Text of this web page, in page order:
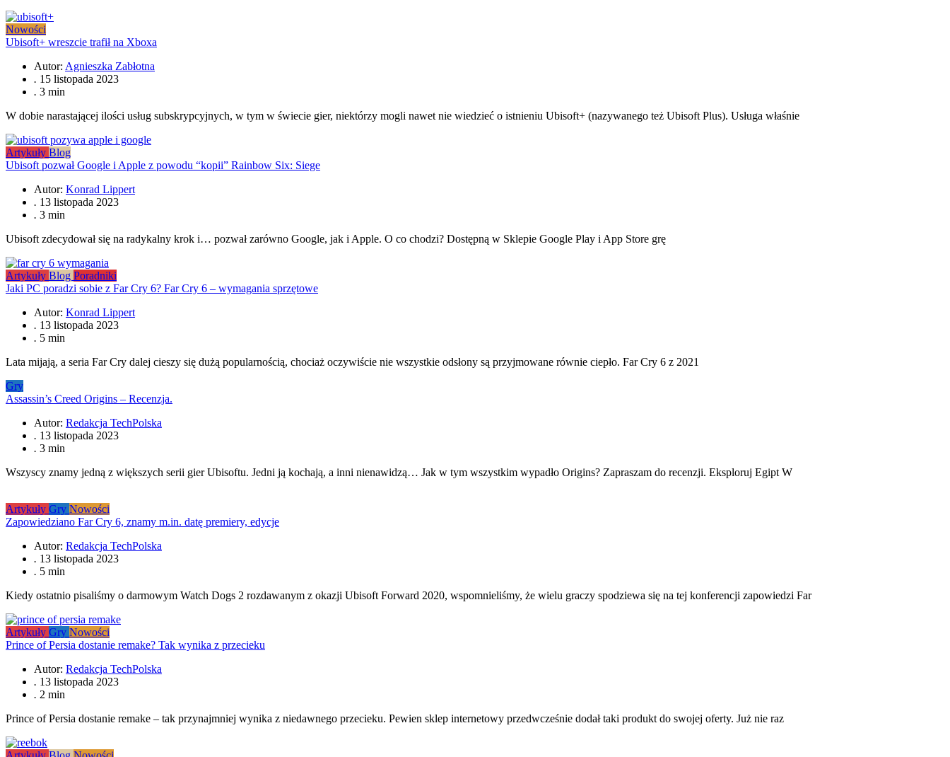
Nowości
Ubisoft+ wreszcie trafił na Xboxa
Autor: Agnieszka Zabłotna
. 15 listopada 2023
. 3 min
W dobie narastającej ilości usług subskrypcyjnych, w tym w świecie gier, niektórzy mogli nawet nie wiedzieć o istnieniu Ubisoft+ (nazywanego też Ubisoft Plus). Usługa właśnie
Artykuły Blog
Ubisoft pozwał Google i Apple z powodu “kopii” Rainbow Six: Siege
Autor: Konrad Lippert
. 13 listopada 2023
. 3 min
Ubisoft zdecydował się na radykalny krok i… pozwał zarówno Google, jak i Apple. O co chodzi? Dostępną w Sklepie Google Play i App Store grę
Artykuły Blog Poradniki
Jaki PC poradzi sobie z Far Cry 6? Far Cry 6 – wymagania sprzętowe
Autor: Konrad Lippert
. 13 listopada 2023
. 5 min
Lata mijają, a seria Far Cry dalej cieszy się dużą popularnością, chociaż oczywiście nie wszystkie odsłony są przyjmowane równie ciepło. Far Cry 6 z 2021
Gry
Assassin’s Creed Origins – Recenzja.
Autor: Redakcja TechPolska
. 13 listopada 2023
. 3 min
Wszyscy znamy jedną z większych serii gier Ubisoftu. Jedni ją kochają, a inni nienawidzą… Jak w tym wszystkim wypadło Origins? Zapraszam do recenzji. Eksploruj Egipt W
Artykuły Gry Nowości
Zapowiedziano Far Cry 6, znamy m.in. datę premiery, edycje
Autor: Redakcja TechPolska
. 13 listopada 2023
. 5 min
Kiedy ostatnio pisaliśmy o darmowym Watch Dogs 2 rozdawanym z okazji Ubisoft Forward 2020, wspomnieliśmy, że wielu graczy spodziewa się na tej konferencji zapowiedzi Far
Artykuły Gry Nowości
Prince of Persia dostanie remake? Tak wynika z przecieku
Autor: Redakcja TechPolska
. 13 listopada 2023
. 2 min
Prince of Persia dostanie remake – tak przynajmniej wynika z niedawnego przecieku. Pewien sklep internetowy przedwcześnie dodał taki produkt do swojej oferty. Już nie raz